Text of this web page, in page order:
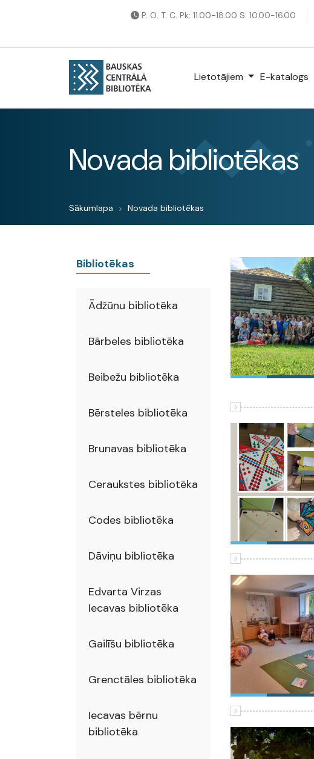
P. O. T. C. Pk: 11.00-18.00 S: 10.00-16.00
Lietotājiem E-katalogs
Novada bibliotēkas
Sākumlapa Novada bibliotēkas
Bibliotēkas
Ādžūnu bibliotēka
Bārbeles bibliotēka
Beibežu bibliotēka
Bērsteles bibliotēka
Brunavas bibliotēka
Ceraukstes bibliotēka
Codes bibliotēka
Dāviņu bibliotēka
Edvarta Virzas
Iecavas bibliotēka
Gailīšu bibliotēka
Grenctāles bibliotēka
Iecavas bērnu
bibliotēka